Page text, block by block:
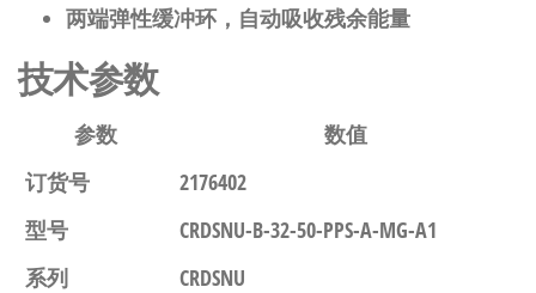
两端弹性缓冲环，自动吸收残余能量
技术参数
参数
数值
订货号
2176402
型号
CRDSNU-B-32-50-PPS-A-MG-A1
系列
CRDSNU